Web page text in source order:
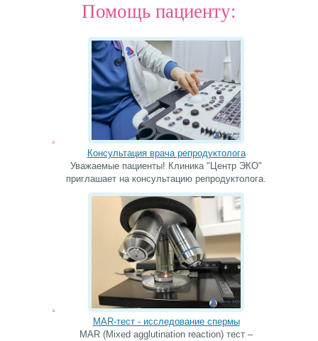
Помощь пациенту:
Консультация врача репродуктолога
Уважаемые пациенты! Клиника "Центр ЭКО"
приглашает на консультацию репродуктолога.
MAR-тест - исследование спермы
MAR (Mixed agglutination reaction) тест –